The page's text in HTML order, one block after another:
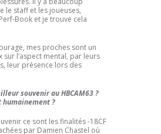
le staff et les joueuses,
Book et je trouve cela
mes proches sont un
sur l’aspect mental, par leurs
leur présence lors des
souvenir au HBCAM63 ?
?
ce sont les finalités -18CF
par Damien Chastel où